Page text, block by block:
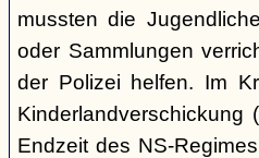
mussten die
oder Sammlungen
der Polizei helfen. Im
Kinderlandverschickung
Endzeit des NS-